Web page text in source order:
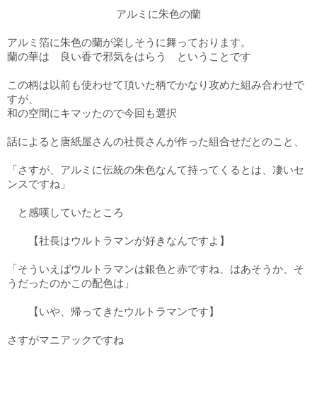
アルミに朱色の蘭
アルミ箔に朱色の蘭が楽しそうに舞っております。
蘭の華は 良い香で邪気をはらう ということです
この柄は以前も使わせて頂いた柄でかなり攻めた組み合わせで
すが、
和の空間にキマッたので今回も選択
話によると唐紙屋さんの社長さんが作った組合せだとのこと、
「さすが、アルミに伝統の朱色なんて持ってくるとは、凄いセ
ンスですね」
と感嘆していたところ
【社長はウルトラマンが好きなんですよ】
「そういえばウルトラマンは銀色と赤ですね、はあそうか、そ
うだったのかこの配色は」
【いや、帰ってきたウルトラマンです】
さすがマニアックですね